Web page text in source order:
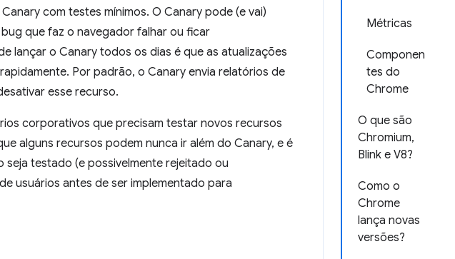
Métricas
Componen
tes do
Chrome
O que são
Chromium,
Blink e V8?
Como o
Chrome
lança novas
versões?
com testes mínimos. O Canary pode (e vai)
que faz o navegador falhar ou ficar
lançar o Canary todos os dias é que as atualizações
Por padrão, o Canary envia relatórios de
esse recurso.
corporativos que precisam testar novos recursos
alguns recursos podem nunca ir além do Canary, e é
seja testado (e possivelmente rejeitado ou
usuários antes de ser implementado para